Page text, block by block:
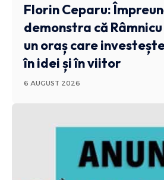
Florin Ceparu:
demonstra că
un oraș care
în idei și în viitor
6 AUGUST 2026